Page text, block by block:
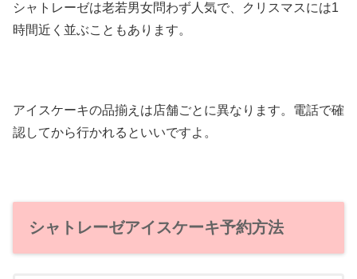
シャトレーゼは老若男女問わず人気で、クリスマスには1
時間近く並ぶこともあります。
アイスケーキの品揃えは店舗ごとに異なります。電話で確
認してから行かれるといいですよ。
シャトレーゼアイスケーキ予約方法